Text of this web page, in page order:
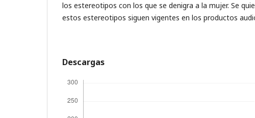
los estereotipos con los que se denigra a la mujer. Se
estos estereotipos siguen vigentes en los productos
Descargas